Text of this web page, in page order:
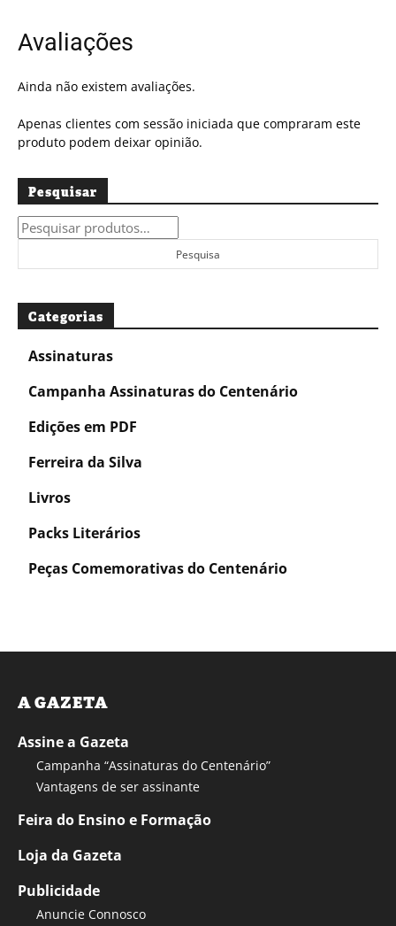
Avaliações
Ainda não existem avaliações.
Apenas clientes com sessão iniciada que compraram este
produto podem deixar opinião.
Pesquisar
Pesquisar
por:
Pesquisa
Categorias
Assinaturas
Campanha Assinaturas do Centenário
Edições em PDF
Ferreira da Silva
Livros
Packs Literários
Peças Comemorativas do Centenário
A GAZETA
Assine a Gazeta
Campanha “Assinaturas do Centenário”
Vantagens de ser assinante
Feira do Ensino e Formação
Loja da Gazeta
Publicidade
Anuncie Connosco